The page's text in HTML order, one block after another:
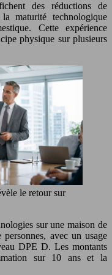
des réductions de
maturité technologique
Cette expérience
physique sur plusieurs
le retour sur
sur une maison de
avec un usage
DPE D. Les montants
sur 10 ans et la